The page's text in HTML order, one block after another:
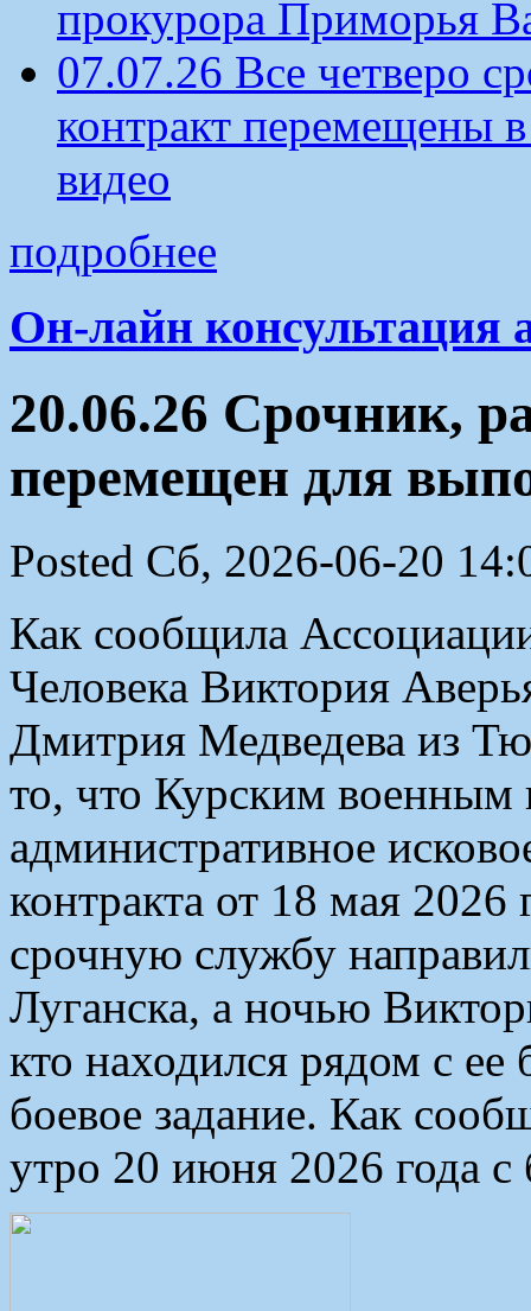
прокурора Приморья
07.07.26 Все четверо
контракт перемещены
видео
подробнее
Он-лайн консультация
20.06.26 Срочник,
перемещен для
Posted Сб, 2026-06-20
Как сообщила
Человека Виктория
Дмитрия Медведева из
то, что Курским военным
административное
контракта от 18 мая 2026
срочную службу
Луганска, а ночью
кто находился рядом с ее
боевое задание. Как
утро 20 июня 2026 года с